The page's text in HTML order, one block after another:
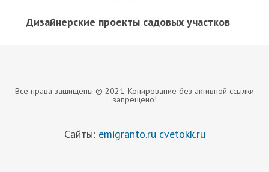
Дизайнерские проекты садовых участков
Все права защищены © 2021. Копирование без активной ссылки
запрещено!
Сайты: emigranto.ru cvetokk.ru